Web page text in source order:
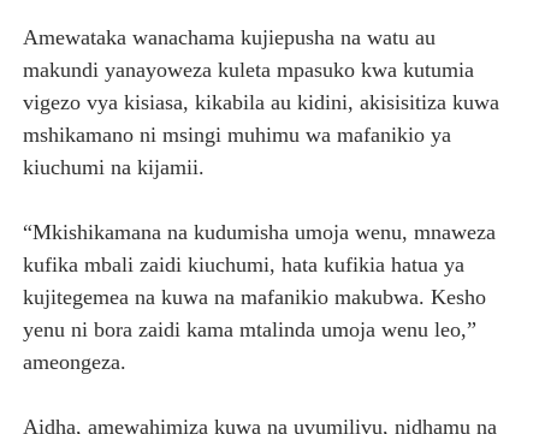
Amewataka wanachama kujiepusha na watu au
makundi yanayoweza kuleta mpasuko kwa kutumia
vigezo vya kisiasa, kikabila au kidini, akisisitiza kuwa
mshikamano ni msingi muhimu wa mafanikio ya
kiuchumi na kijamii.
“Mkishikamana na kudumisha umoja wenu, mnaweza
kufika mbali zaidi kiuchumi, hata kufikia hatua ya
kujitegemea na kuwa na mafanikio makubwa. Kesho
yenu ni bora zaidi kama mtalinda umoja wenu leo,”
ameongeza.
Aidha, amewahimiza kuwa na uvumilivu, nidhamu na